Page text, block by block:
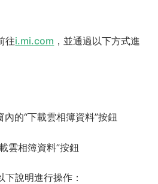
往i.mi.com ，並通過以下方式進
的“下載雲相簿資料”按鈕
雲相簿資料”按鈕
說明進行操作：